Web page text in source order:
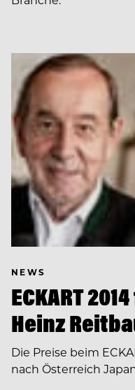
NEWS
ECKART
Heinz
Die Preise beim
nach Österreich